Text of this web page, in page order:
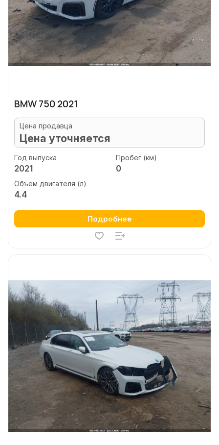
BMW 750 2021
Цена продавца
Цена уточняется
Год выпуска
2021
Пробег (км)
0
Объем двигателя (л)
4.4
Подробнее